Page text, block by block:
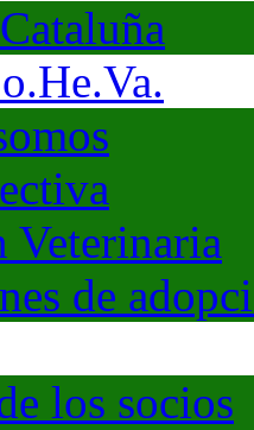
Veterinaria
de
los socios